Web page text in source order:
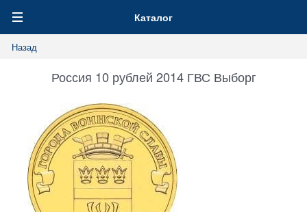
Каталог
Назад
Россия 10 рублей 2014 ГВС Выборг